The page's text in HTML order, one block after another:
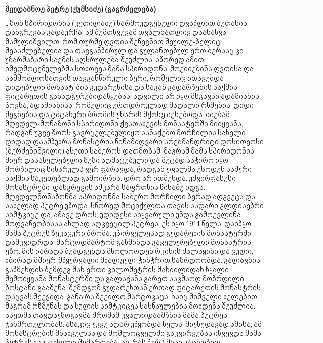
მეუდაბნოე პეტრე (ქუმსიძე) (გაგრძელება)
..ზონ სპირიდონის (კეთილაძე) წარმოუდგენელი ღვაწლით ბეთანია
დანგრევას გადაურჩა. ამ შემთხვევამ თვალნათლივ დაანახვა
მამულიშვილთ, რომ თურმე ღვთის შეწევნით შეუძლე-ბელიც
შესაძლებელია და თავგანწირულ და გულანთებულ ერთ ბერსაც კი
უზარმაზარი საქმის აღსრულება შეუძლია. სწორედ ამით
იმედმოცემულებმა სთხოვეს მამა სპირიდონს, მოეძიებინა ღვთისა და
სამშობლოსათვის თავგანწირული ბერი, რომელიც ითავებდა
დიდებული მონასტ-ბის გუდარეხისა და საგან გადარჩენის საქმის
ფიტარეთის განადგურებიდაწყებას. ადვილი არ იყო მსგავსი ადამიანის
პოვნა, ადამიანისა, რომელიც ერთდროულად მაღალი რწმენის, დიდი
შეგნების და ტიტანური შრომის უნარის მქონე იქნებოდა. ძიებამ
მღვდელ-მონაზონი სპირიდონი ქვათახევის მონასტერში მიიყვანა,
რადგან უკვე შორს გავრცელებულიყო სანაქებო მორჩილის სახელი.
დიდად დაამწუხრა მონასტრის წინამძღვარი არქიმანდრიტი დოსითეოსი
(ბერძენიშვილი) ასეთი საბეროს დათმობამ, მაგრამ მამა სპირიდონის
მიერ დასახელებული ზეზი აღმატებული და მეტად საჭირო იყო.
მორჩილიც სიხარულს ვერ ფარავდა, რადგან უფალმა ესოდენ საშური
საქმის საკეთებლად გამოირჩია. დრო არ ითმენდა. უძვირფასესი
მონასტრები დანგრევის აშკარა საფრთხის წინაშე იდგა.
მღვდელმონაზონმა სპრიდონმა საბერო მორჩილი ბერად აღკვეცა და
სახელად პეტრე უწოდა. სწორედ მოციქულთა თავის სადარი კლდისებრი
სიმტკიცე და, ამავე დროს, უდიდესი სიყვარული უნდა გამოევლინა
მოღვაწეობისას ახლად აღკვეცილ პეტრეს. ეს იყო 1911 წელს. დაიწყო
მამა პეტრეს ზეკაცური შრომა. უპირველესად გუდარეხის მონასტერში
დამკვიდრდა. მარტოდმარტომ გაწმინდა გაველურებული მონასტრის
ეზო. მის იარაღს შეადგენდა მხოლოოდენ რკინის ძალაყინი და ცული.
ხშირად მშიერ-მწყურვალი მხალეულ-ჭინჭრით საზრდოობდა. გალავნის
გაწმენდის შემდეგ მან ერთი კილომეტრის მანძილიდან წყალი
შემოიყვანა მონასტერში და გალავანს გარეთ საკმაოდ მოზრდილი
ბოსტანი გააშენა. შემდგომ გუდარეხთან ერთად ფიტარეთის მონასტრის
დაცვას შეეჭიდა. განა რა შეეძლო მარტოკაცს, ისიც შიშველი ხელებით,
მაგრამ რწმენას და სულის სიმტკიცეს სასწაულების მოხდენა შეუძლია.
ასეთმა თავდაუზოგავმა შრომამ კვალი დაამჩნია მამა პეტრეს
ჯანმრთელობას. ასაკიც უკვე აღარ უწყობდა ხელს. მიუხედავად ამისა, ამ
მონასტრების მნახველსა და მომლოცველში გაკვირვებას იწვევდა მამა